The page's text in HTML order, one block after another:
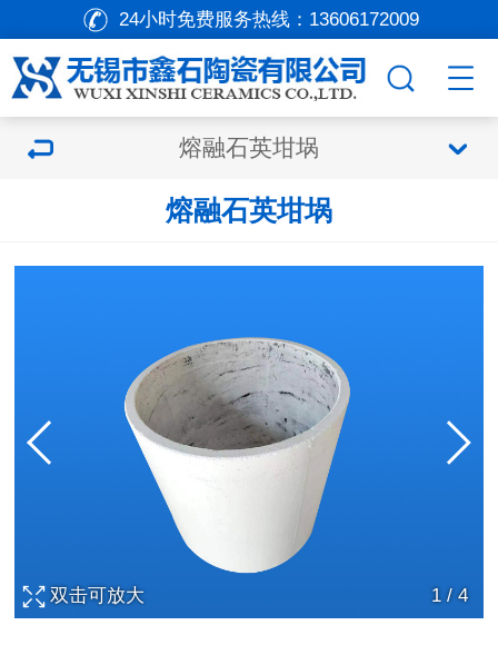
24小时免费服务热线： 13606172009
熔融石英坩埚
熔融石英坩埚
1/4
双击可放大